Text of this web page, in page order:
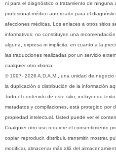
ni para el diagnóstico o tratamiento de ninguna
profesional médico autorizado para el
afecciones médicas. Los enlaces a otros sitios
informativos; no constituyen una
alguna, expresa ni implícita, en cuanto a la
las traducciones realizadas por un servicio
cualquier otro idioma.
© 1997- 2026 A.D.A.M., una unidad de
la duplicación o distribución de la información
Todo el contenido de este sitio, incluyendo
metadatos y compilaciones, está protegido por
propiedad intelectual. Usted puede ver el
Cualquier otro uso requiere el consentimiento
copiar, reproducir, distribuir, transmitir, mostrar,
modificar, almacenar más allá del